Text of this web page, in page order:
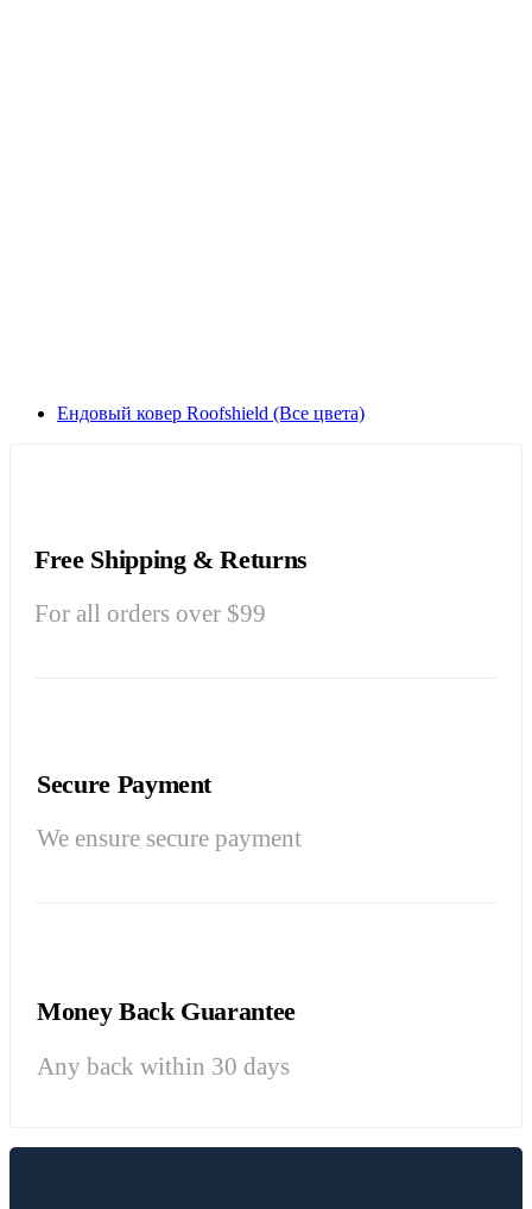
Ендовый ковер Roofshield (Все цвета)
Free Shipping & Returns
For all orders over $99
Secure Payment
We ensure secure payment
Money Back Guarantee
Any back within 30 days